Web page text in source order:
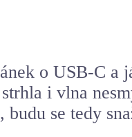
o USB-C a
i vlna
budu se tedy